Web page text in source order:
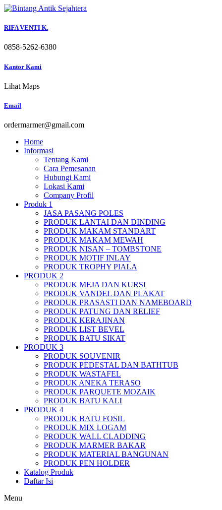
Skip
content
RIFA VENTI K.
0858-5262-6380
Kantor Kami
Lihat Maps
Email
ordermarmer@gmail.com
Home
Informasi
Tentang Kami
Cara Pemesanan
Hubungi Kami
Lokasi Kami
Company Profil
Produk 1
JASA PASANG POLES
PRODUK LANTAI DAN DINDING
PRODUK MAKAM STANDART
PRODUK MAKAM MEWAH
PRODUK NISAN – TOMBSTONE
PRODUK MOTIF INLAY
PRODUK TROPHY PIALA
PRODUK 2
PRODUK MEJA DAN KURSI
PRODUK VANDEL DAN PLAKAT
PRODUK PRASASTI DAN NAMEBOARD
PRODUK PATUNG DAN RELIEF
PRODUK KERAJINAN
PRODUK LIST BEVEL
PRODUK BATU SIKAT
PRODUK 3
PRODUK SOUVENIR
PRODUK PEDESTAL DAN BATHTUB
PRODUK WASTAFEL
PRODUK ANEKA TERASO
PRODUK PARQUETE MOZAIK
PRODUK BATU KALI
PRODUK 4
PRODUK BATU FOSIL
PRODUK MIX LOGAM
PRODUK WALL CLADDING
PRODUK MARMER BAKAR
PRODUK MATERIAL BANGUNAN
PRODUK PEN HOLDER
Katalog Produk
Daftar Isi
Menu